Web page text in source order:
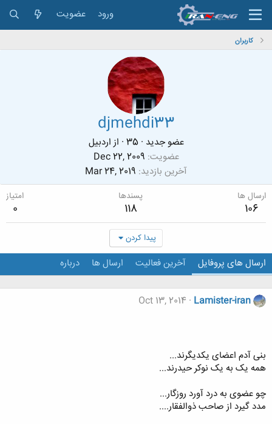
ورود عضویت
کاربران
djmehdi33
عضو جدید ·
35
· ازاردبيل
عضویت Dec 22, 2009
آخرین بازدید Mar 24, 2019
ارسال ها
106
پسندها
118
امتیاز
0
پیدا کردن
ارسال های پروفایل آخرین فعالیت ارسال ها درباره
Lamister-iran
Oct 13, 2014
بنی آدم اعضای یکدیگرند...
همه یک به یک نوکر حیدرند...
چو عضوی به درد آورد روزگار...
مدد گیرد از صاحب ذوالفقار....